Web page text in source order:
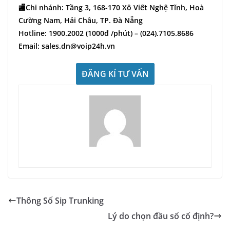
🏬Chi nhánh: Tầng 3, 168-170 Xô Viết Nghệ Tĩnh, Hoà
Cường Nam, Hải Châu, TP. Đà Nẵng
Hotline: 1900.2002 (1000đ /phút) – (024).7105.8686
Email: sales.dn@voip24h.vn
ĐĂNG KÍ TƯ VẤN
Thông Số Sip Trunking
Lý do chọn đầu số cố định?